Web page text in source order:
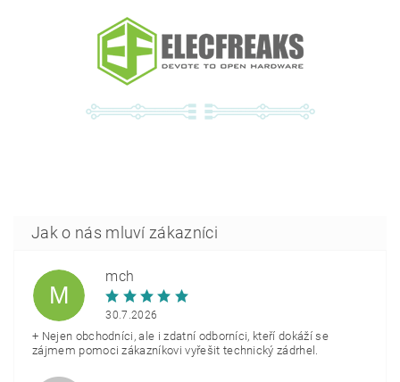
M
mch
30.7.2026
+ Nejen obchodníci, ale i zdatní odborníci, kteří dokáží se
zájmem pomoci zákazníkovi vyřešit technický zádrhel.